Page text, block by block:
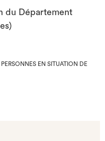
du Département
EN SITUATION DE